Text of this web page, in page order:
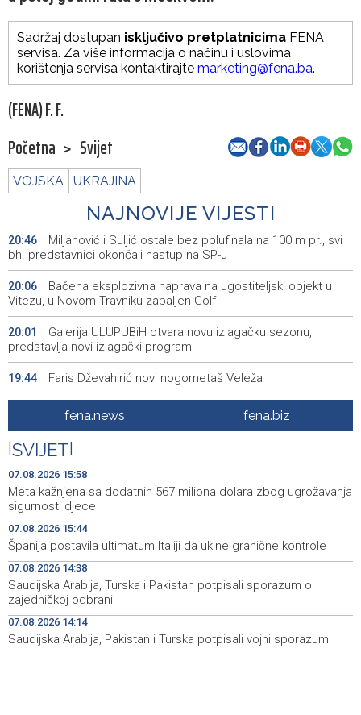
Sadržaj dostupan isključivo pretplatnicima FENA
servisa. Za više informacija o načinu i uslovima
korištenja servisa kontaktirajte marketing@fena.ba.
(FENA) F. F.
Početna > Svijet
VOJSKA UKRAJINA
NAJNOVIJE VIJESTI
20:46
Miljanović i Suljić ostale bez polufinala na 100 m pr., svi
bh. predstavnici okončali nastup na SP-u
20:06
Bačena eksplozivna naprava na ugostiteljski objekt u
Vitezu, u Novom Travniku zapaljen Golf
20:01
Galerija ULUPUBiH otvara novu izlagačku sezonu,
predstavlja novi izlagački program
19:44 Faris Dževahirić novi nogometaš Veleža
Announcement of events for Saturday, 8 August 2026
19:10
Rudari Milanovića ubijedili da ode kući, Memčić se već
ponovo vratio u jamu 'Raspotočje'
19:03
Sarajevo Film Festival presents Kinoscope and
Kinoscope Surreal programs
19:00 Najave događaja za 8. 8. 2026. godine (subota)
18:58
Fire breaks out across more than 40 hectares in Grude,
firefighters and Air Tractors on the ground
18:55
Zelenski doputovao u Beograd, sutra sastanak s
Vučićem
fena.news fena.biz
SVIJET
07.08.2026 15:58
Meta kažnjena sa dodatnih 567 miliona dolara zbog ugrožavanja
sigurnosti djece
07.08.2026 15:44
Španija postavila ultimatum Italiji da ukine granične kontrole
07.08.2026 14:38
Saudijska Arabija, Turska i Pakistan potpisali sporazum o
zajedničkoj odbrani
07.08.2026 14:14
Saudijska Arabija, Pakistan i Turska potpisali vojni sporazum